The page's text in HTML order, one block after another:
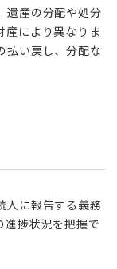
遺産の分配や処分
産により異なりま
払い戻し、分配な
人に報告する義務
進捗状況を把握で